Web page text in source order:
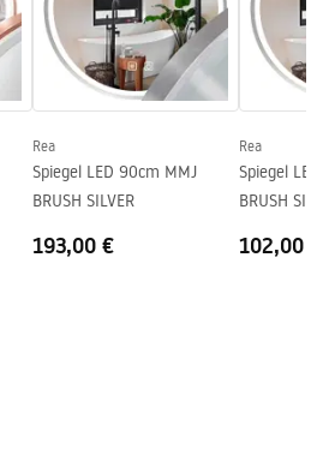
Messing
Dichtung, Siphon mit Sieb,
Montagehaken
universal, mit Sieb
Küche, mit Anschlussmöglichkeit
für einen Geschirrspüler
Rea
Spiegel LED 90cm MMJ
BRUSH SILVER
193,00 €
Rea
Spiegel LED
BRUSH
102,00 €